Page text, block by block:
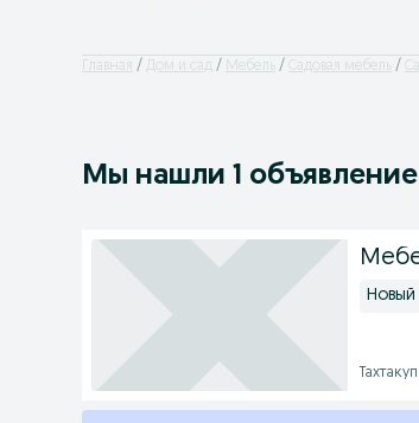
Главная Дом и сад Мебель Садовая мебель
Мы нашли 1 объявление
Новый